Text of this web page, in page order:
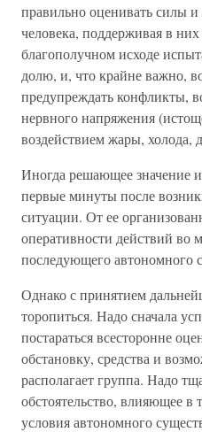
правильно оценивать силы
человека, поддерживая в них
благополучном исходе
долю, и, что крайне важно,
предупреждать конфликты,
нервного напряжения
воздействием жары, холода,
Иногда решающее значение
первые минуты после
ситуации. От ее
оперативности действий во
последующего автономного
Однако с принятием
торопиться. Надо сначала
постараться всесторонне
обстановку, средства и
располагает группа. Надо
обстоятельство, влияющее
условия автономного